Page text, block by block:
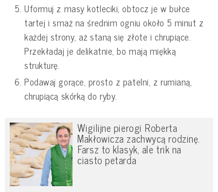
Uformuj z masy kotleciki, obtocz je w bułce
tartej i smaż na średnim ogniu około 5 minut z
każdej strony, aż staną się złote i chrupiące.
Przekładaj je delikatnie, bo mają miękką
strukturę.
Podawaj gorące, prosto z patelni, z rumianą,
chrupiącą skórką do ryby.
Wigilijne pierogi Roberta
Makłowicza zachwycą rodzinę.
Farsz to klasyk, ale trik na
ciasto petarda